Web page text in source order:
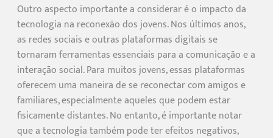
Outro aspecto importante a considerar é o impacto da
tecnologia na reconexão dos jovens. Nos últimos anos,
as redes sociais e outras plataformas digitais se
tornaram ferramentas essenciais para a comunicação e a
interação social. Para muitos jovens, essas plataformas
oferecem uma maneira de se reconectar com amigos e
familiares, especialmente aqueles que podem estar
fisicamente distantes. No entanto, é importante notar
que a tecnologia também pode ter efeitos negativos,